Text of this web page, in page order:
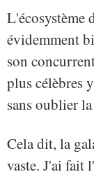
L'écosystème
évidemment
son
plus célèbres
sans oublier
Cela dit, la
vaste. J'ai fait